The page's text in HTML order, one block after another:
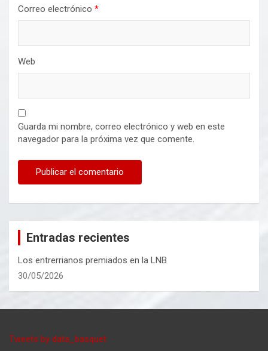
Correo electrónico *
Web
Guarda mi nombre, correo electrónico y web en este
navegador para la próxima vez que comente.
Entradas recientes
Los entrerrianos premiados en la LNB
30/05/2026
Tweets by data_basquet